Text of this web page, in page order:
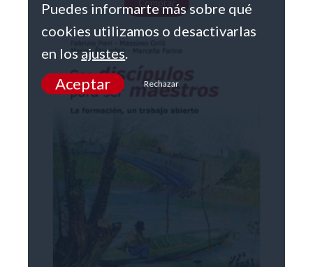
Comprar
Puedes informarte más sobre qué
cookies utilizamos o desactivarlas
en los ajustes.
Aceptar Rechazar